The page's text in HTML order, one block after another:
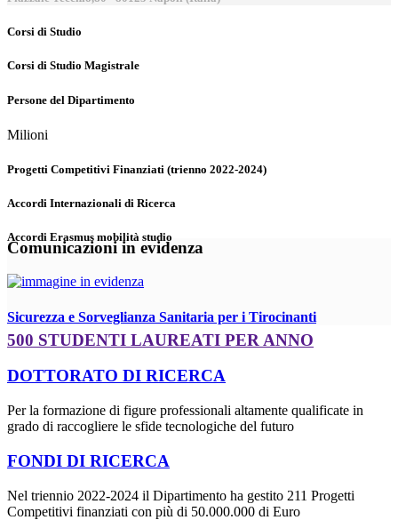
Corsi di Studio
Corsi di Studio Magistrale
Persone del Dipartimento
Milioni
Progetti Competitivi Finanziati (trienno 2022-2024)
Accordi Internazionali di Ricerca
Accordi Erasmus mobilità studio
Comunicazioni in evidenza
Sicurezza e Sorveglianza Sanitaria per i Tirocinanti
500 STUDENTI LAUREATI PER ANNO
DOTTORATO DI RICERCA
Per la formazione di figure professionali altamente qualificate in
grado di raccogliere le sfide tecnologiche del futuro
FONDI DI RICERCA
Nel triennio 2022-2024 il Dipartimento ha gestito 211 Progetti
Competitivi finanziati con più di 50.000.000 di Euro